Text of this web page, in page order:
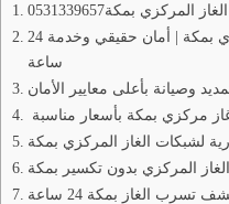
بمكة0531339657
شركة تمديد وصيانة الغاز المركزي بمكة | أمان حقيقي وخدمة 24
ساعة
وصيانة بأعلى معايير الأمان
مركزي بمكة بأسعار مناسبة
لشبكات الغاز المركزي بمكة
المركزي بدون تكسير بمكة
الغاز بمكة 24 ساعة